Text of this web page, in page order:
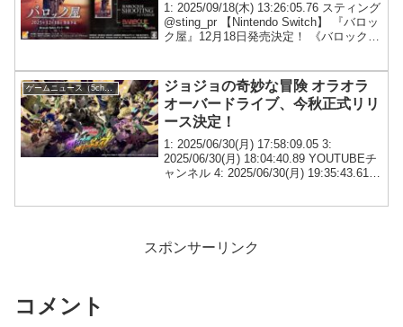
1: 2025/09/18(木) 13:26:05.76 スティング
@sting_pr 【Nintendo Switch】 『バロッ
ク屋』12月18日発売決定！ 《バロック》
ゲームニュース（5chまとめ）
ジョジョの奇妙な冒険 オラオラ
オーバードライブ、今秋正式リリ
ース決定！
1: 2025/06/30(月) 17:58:09.05 3:
2025/06/30(月) 18:04:40.89 YOUTUBEチ
ャンネル 4: 2025/06/30(月) 19:35:43.61
スポンサーリンク
コメント